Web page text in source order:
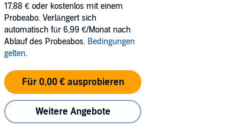
17,88 € oder kostenlos mit einem
Probeabo. Verlängert sich
automatisch für 6,99 €/Monat nach
Ablauf des Probeabos. Bedingungen
gelten.
Für 0,00 € ausprobieren
Weitere Angebote